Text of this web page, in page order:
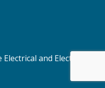
and Electronic